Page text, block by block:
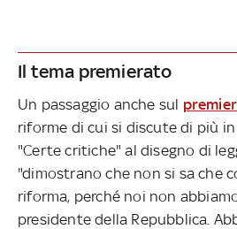
Il tema premierato
Un passaggio anche sul
riforme di cui si discute di più
"Certe critiche" al disegno di
"dimostrano che non si sa che
riforma, perché noi non
presidente della Repubblica.